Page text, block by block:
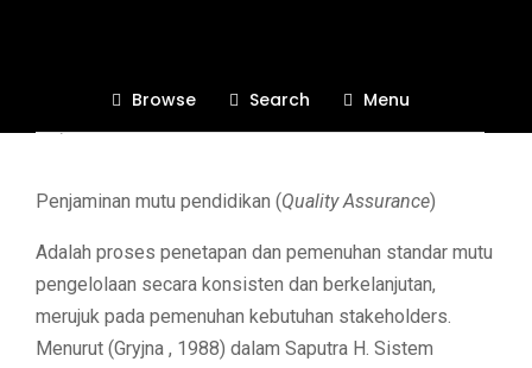
Browse Search Menu
manajemen mutu, wakil manajemen mutu, standar
iso, wmm
Penjaminan mutu pendidikan (Quality Assurance)
Adalah proses penetapan dan pemenuhan standar mutu
pengelolaan secara konsisten dan berkelanjutan,
merujuk pada pemenuhan kebutuhan stakeholders.
Menurut (Gryjna , 1988) dalam Saputra H. Sistem